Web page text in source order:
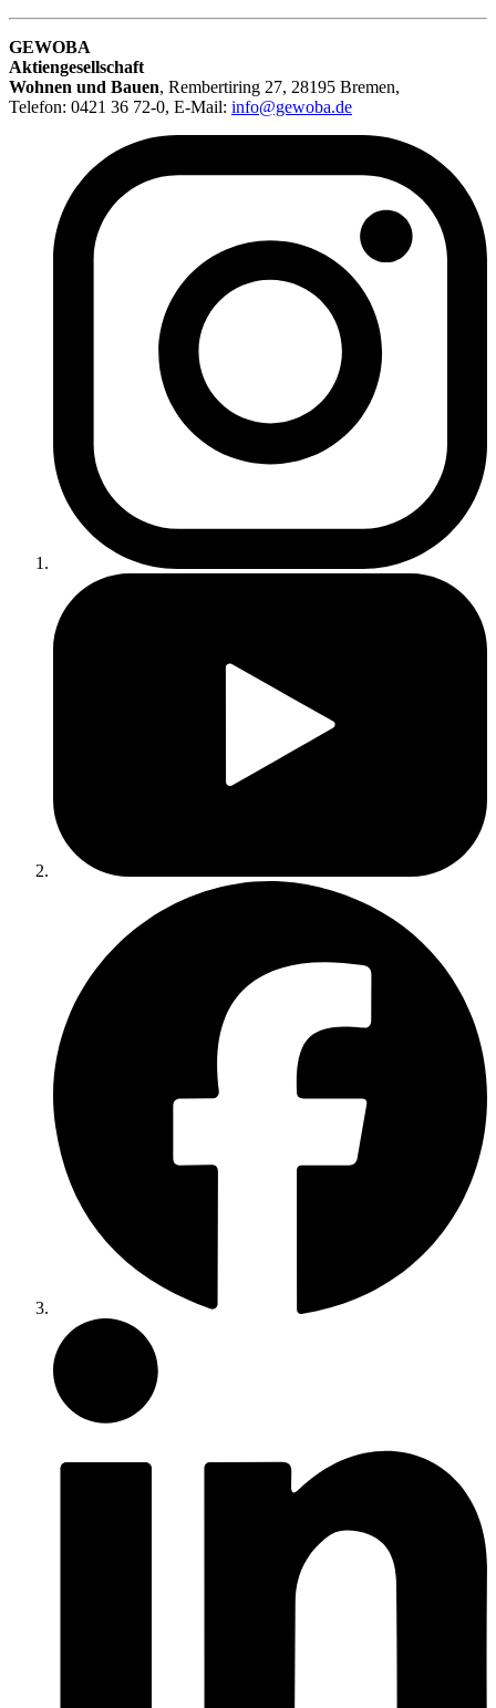
GEWOBA
Aktiengesellschaft
Wohnen und Bauen, Rembertiring 27, 28195 Bremen,
Telefon: 0421 36 72-0, E-Mail: info@gewoba.de